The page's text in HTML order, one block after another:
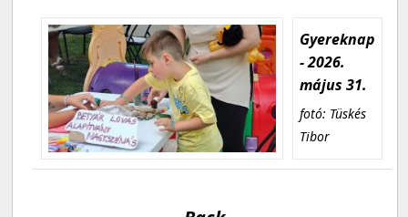
Gyereknap
- 2026.
május 31.
fotó: Tüskés
Tibor